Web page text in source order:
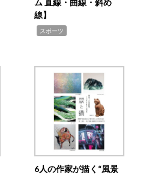
ム 直線・曲線・斜め
線】
スポーツ
6人の作家が描く“風景